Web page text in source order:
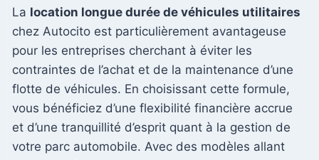
La location longue durée de véhicules utilitaires
chez Autocito est particulièrement avantageuse
pour les entreprises cherchant à éviter les
contraintes de l’achat et de la maintenance d’une
flotte de véhicules. En choisissant cette formule,
vous bénéficiez d’une flexibilité financière accrue
et d’une tranquillité d’esprit quant à la gestion de
votre parc automobile. Avec des modèles allant